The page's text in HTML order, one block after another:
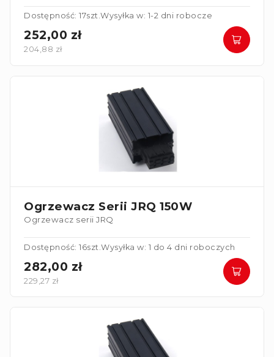
Dostępność: 17szt.Wysyłka w: 1-2 dni robocze
252,00 zł
204,88 zł
Ogrzewacz Serii JRQ 150W
Ogrzewacz serii JRQ
Dostępność: 16szt.Wysyłka w: 1 do 4 dni roboczych
282,00 zł
229,27 zł